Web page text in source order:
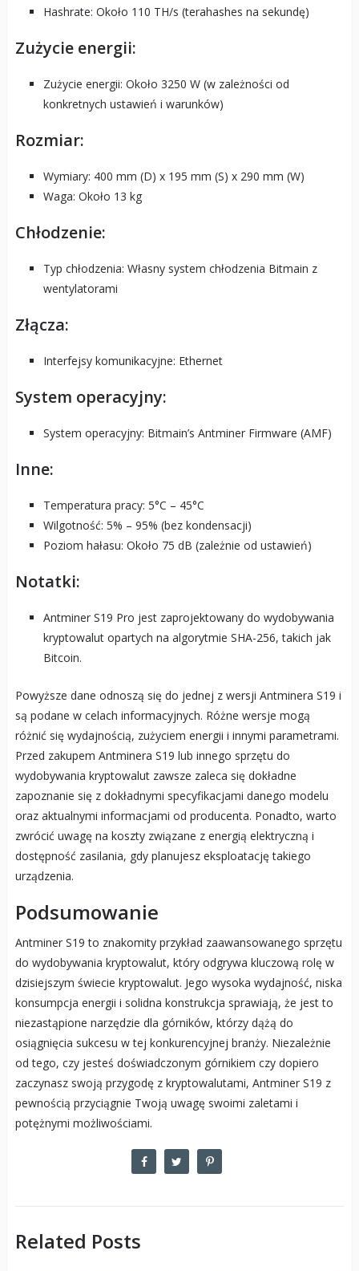
Hashrate: Około 110 TH/s (terahashes na sekundę)
Zużycie energii:
Zużycie energii: Około 3250 W (w zależności od
konkretnych ustawień i warunków)
Rozmiar:
Wymiary: 400 mm (D) x 195 mm (S) x 290 mm (W)
Waga: Około 13 kg
Chłodzenie:
Typ chłodzenia: Własny system chłodzenia Bitmain z
wentylatorami
Złącza:
Interfejsy komunikacyjne: Ethernet
System operacyjny:
System operacyjny: Bitmain’s Antminer Firmware (AMF)
Inne:
Temperatura pracy: 5°C – 45°C
Wilgotność: 5% – 95% (bez kondensacji)
Poziom hałasu: Około 75 dB (zależnie od ustawień)
Notatki:
Antminer S19 Pro jest zaprojektowany do wydobywania
kryptowalut opartych na algorytmie SHA-256, takich jak
Bitcoin.
Powyższe dane odnoszą się do jednej z wersji Antminera S19 i
są podane w celach informacyjnych. Różne wersje mogą
różnić się wydajnością, zużyciem energii i innymi parametrami.
Przed zakupem Antminera S19 lub innego sprzętu do
wydobywania kryptowalut zawsze zaleca się dokładne
zapoznanie się z dokładnymi specyfikacjami danego modelu
oraz aktualnymi informacjami od producenta. Ponadto, warto
zwrócić uwagę na koszty związane z energią elektryczną i
dostępność zasilania, gdy planujesz eksploatację takiego
urządzenia.
Podsumowanie
Antminer S19 to znakomity przykład zaawansowanego sprzętu
do wydobywania kryptowalut, który odgrywa kluczową rolę w
dzisiejszym świecie kryptowalut. Jego wysoka wydajność, niska
konsumpcja energii i solidna konstrukcja sprawiają, że jest to
niezastąpione narzędzie dla górników, którzy dążą do
osiągnięcia sukcesu w tej konkurencyjnej branży. Niezależnie
od tego, czy jesteś doświadczonym górnikiem czy dopiero
zaczynasz swoją przygodę z kryptowalutami, Antminer S19 z
pewnością przyciągnie Twoją uwagę swoimi zaletami i
potężnymi możliwościami.
Related Posts